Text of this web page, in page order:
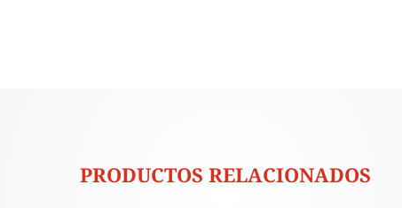
PRODUCTOS RELACIONADOS